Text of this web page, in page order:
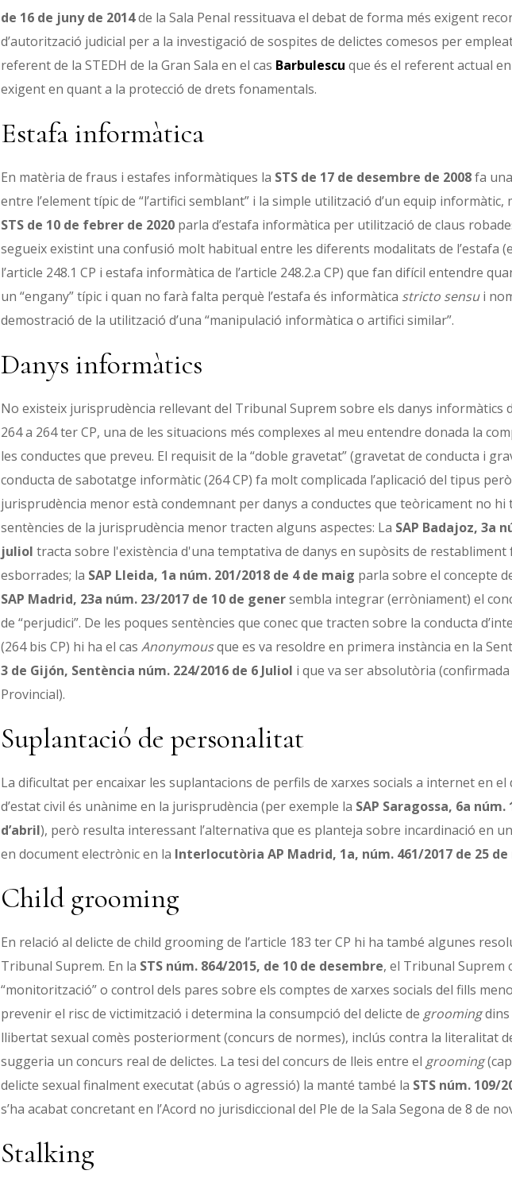
de 16 de juny de 2014de la Sala Penal ressituava el debat de forma més exigent
d’autorització judicial per a la investigació de sospites de delictes comesos per
referent de la STEDH de la Gran Sala en el cas Barbulescu que és el referent actual
exigent en quant a la protecció de drets fonamentals.
Estafa informàtica
En matèria de fraus i estafes informàtiques la STS de 17 de desembre de 2008fa
entre l’element típic de “l’artifici semblant” i la simple utilització d’un equip
STS de 10 de febrer de 2020parla d’estafa informàtica per utilització de claus
segueix existint una confusió molt habitual entre les diferents modalitats de l’estafa
l’article 248.1 CP i estafa informàtica de l’article 248.2.a CP) que fan difícil entendre
un “engany” típic i quan no farà falta perquè l’estafa és informàtica stricto sensui
demostració de la utilització d’una “manipulació informàtica o artifici similar”.
Danys informàtics
No existeix jurisprudència rellevant del Tribunal Suprem sobre els danys informàtics
264 a 264 ter CP, una de les situacions més complexes al meu entendre donada la
les conductes que preveu. El requisit de la “doble gravetat” (gravetat de conducta i
conducta de sabotatge informàtic (264 CP) fa molt complicada l’aplicació del tipus
jurisprudència menor està condemnant per danys a conductes que teòricament no hi
sentències de la jurisprudència menor tracten alguns aspectes: La SAP Badajoz, 3a
juliol tracta sobre l'existència d'una temptativa de danys en supòsits de restabliment
esborrades; la SAP Lleida, 1a núm. 201/2018 de 4 de maig parla sobre el concepte
SAP Madrid, 23a núm. 23/2017 de 10 de genersembla integrar (erròniament) el
de “perjudici”. De les poques sentències que conec que tracten sobre la conducta
(264 bis CP) hi ha el cas Anonymousque es va resoldre en primera instància en la
3 de Gijón, Sentència núm. 224/2016 de 6 Juliol i que va ser absolutòria (confirmada
Provincial).
Suplantació de personalitat
La dificultat per encaixar les suplantacions de perfils de xarxes socials a internet en el
d’estat civil és unànime en la jurisprudència (per exemple la SAP Saragossa, 6a núm.
d’abril), però resulta interessant l’alternativa que es planteja sobre incardinació en
en document electrònic en la Interlocutòria AP Madrid, 1a, núm. 461/2017 de 25
Child grooming
En relació al delicte de child grooming de l’article 183 ter CP hi ha també algunes
Tribunal Suprem. En la STS núm. 864/2015, de 10 de desembre, el Tribunal Suprem
“monitorització” o control dels pares sobre els comptes de xarxes socials del fills
prevenir el risc de victimització i determina la consumpció del delicte de groomingdins
llibertat sexual comès posteriorment (concurs de normes), inclús contra la literalitat
suggeria un concurs real de delictes. La tesi del concurs de lleis entre el grooming
delicte sexual finalment executat (abús o agressió) la manté també la STS núm. 109/
s’ha acabat concretant en l’Acord no jurisdiccional del Ple de la Sala Segona de 8 de
Stalking